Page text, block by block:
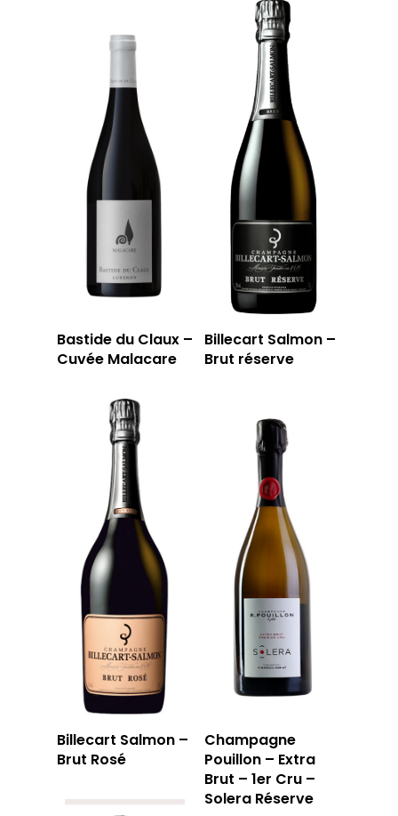
Bastide du Claux –
Cuvée Malacare
Billecart Salmon –
Brut réserve
Billecart Salmon –
Brut Rosé
Champagne
Pouillon – Extra
Brut – 1er Cru –
Solera Réserve